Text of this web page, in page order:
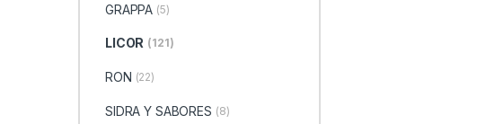
GRAPPA (5)
LICOR (121)
RON (22)
SIDRA Y SABORES (8)